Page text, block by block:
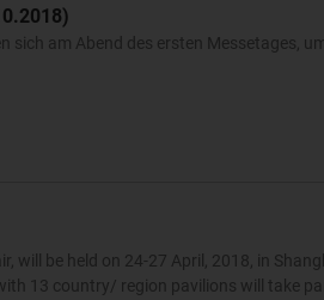
am Abend des ersten Messetages,
be held on 24-27 April, 2018, in
13 country/ region pavilions will take